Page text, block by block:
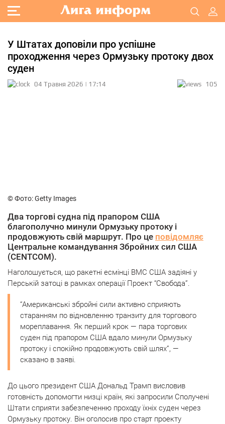
У Штатах доповіли про успішне
проходження через Ормузьку протоку двох
суден
04 Травня 2026 | 17:14 105
© Фото: Getty Images
Два торгові судна під прапором США
благополучно минули Ормузьку протоку і
продовжують свій маршрут. Про це повідомляє
Центральне командування Збройних сил США
(CENTCOM).
Наголошується, що ракетні есмінці ВМС США задіяні у
Перській затоці в рамках операції Проект “Свобода”.
“Американські збройні сили активно сприяють
старанням по відновленню транзиту для торгового
мореплавання. Як перший крок — пара торгових
суден під прапором США вдало минули Ормузьку
протоку і спокійно продовжують свій шлях”, —
сказано в заяві.
До цього президент США Дональд Трамп висловив
готовність допомогти низці країн, які запросили Сполучені
Штати сприяти забезпеченню проходу їхніх суден через
Ормузьку протоку. Він оголосив про старт проекту